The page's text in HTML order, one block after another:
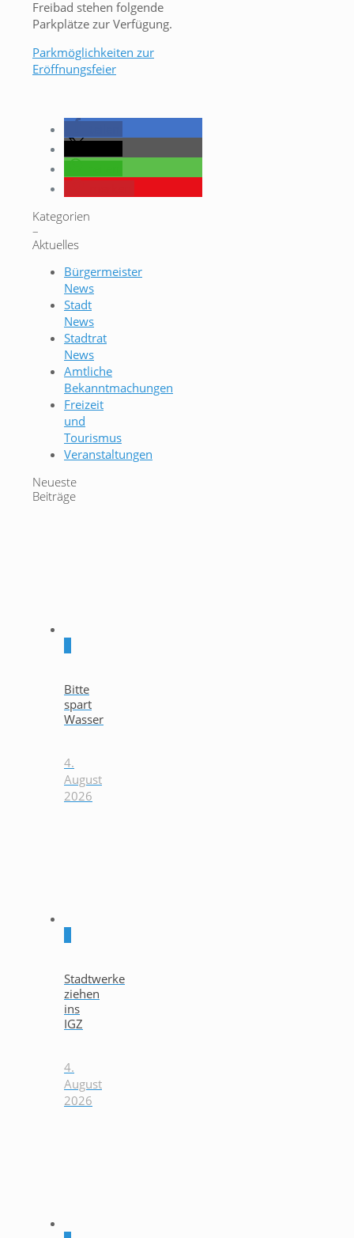
Freibad stehen folgende
Parkplätze zur Verfügung.
Parkmöglichkeiten zur
Eröffnungsfeier
Kategorien
–
Aktuelles
Bürgermeister
News
Stadt
News
Stadtrat
News
Amtliche
Bekanntmachungen
Freizeit
und
Tourismus
Veranstaltungen
Neueste
Beiträge
Bitte
spart
Wasser
4.
August
2026
Stadtwerke
ziehen
ins
IGZ
4.
August
2026